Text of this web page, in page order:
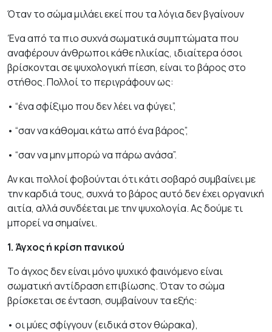
Όταν το σώμα μιλάει εκεί που τα λόγια δεν βγαίνουν
Ένα από τα πιο συχνά σωματικά συμπτώματα που
αναφέρουν άνθρωποι κάθε ηλικίας, ιδιαίτερα όσοι
βρίσκονται σε ψυχολογική πίεση, είναι το βάρος στο
στήθος. Πολλοί το περιγράφουν ως:
• “ένα σφίξιμο που δεν λέει να φύγει”,
• “σαν να κάθομαι κάτω από ένα βάρος”,
• “σαν να μην μπορώ να πάρω ανάσα”.
Αν και πολλοί φοβούνται ότι κάτι σοβαρό συμβαίνει με
την καρδιά τους, συχνά το βάρος αυτό δεν έχει οργανική
αιτία, αλλά συνδέεται με την ψυχολογία. Ας δούμε τι
μπορεί να σημαίνει.
1. Άγχος ή κρίση πανικού
Το άγχος δεν είναι μόνο ψυχικό φαινόμενο είναι
σωματική αντίδραση επιβίωσης. Όταν το σώμα
βρίσκεται σε ένταση, συμβαίνουν τα εξής:
• οι μύες σφίγγουν (ειδικά στον θώρακα),